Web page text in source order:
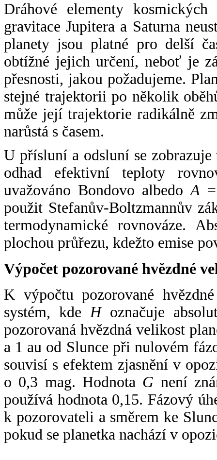
Dráhové elementy
gravitace Jupitera a Saturna
planety jsou platné pro delší
obtížné jejich určení, neboť je
přesnosti, jakou požadujeme.
stejné trajektorii po několik
může její trajektorie radikálně
narůstá s časem.
U přísluní a odsluní se
odhad efektivní teploty
uvažováno Bondovo albedoA
použit Stefanův-Boltzmannův
termodynamické rovnováze.
plochou průřezu, kdežto emise
Výpočet pozorované hvězdné
K výpočtu pozorované
systém, kde Hoznačuje
pozorovaná hvězdná velikost
a 1 au od Slunce při nulovém
souvisí s efektem zjasnění v
o 0,3 mag. Hodnota G není
používá hodnota 0,15. Fázový
k pozorovateli a směrem ke
pokud se planetka nachází v